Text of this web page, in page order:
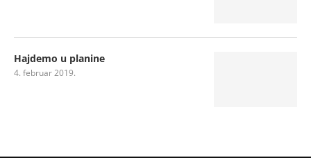
Hajdemo u planine
4. februar 2019.